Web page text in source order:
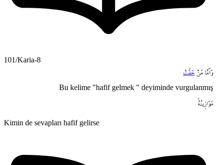
101/Karia-8
وَاَمَّا مَنْ خَفَّتْ
Bu kelime "hafif gelmek " deyiminde vurgulanmış
مَوَاز۪ينُهُۙ
Kimin de sevapları hafif gelirse